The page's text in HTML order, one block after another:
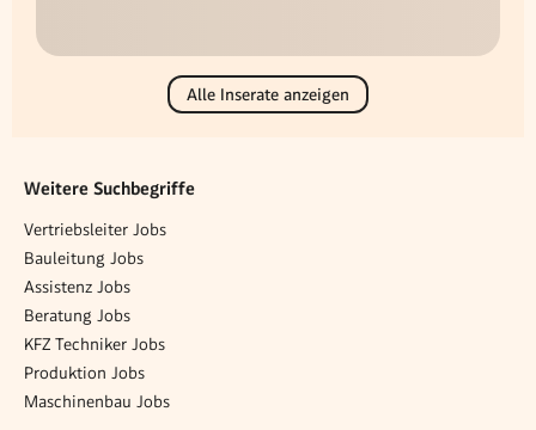
Alle Inserate anzeigen
Weitere Suchbegriffe
Vertriebsleiter Jobs
Bauleitung Jobs
Assistenz Jobs
Beratung Jobs
KFZ Techniker Jobs
Produktion Jobs
Maschinenbau Jobs